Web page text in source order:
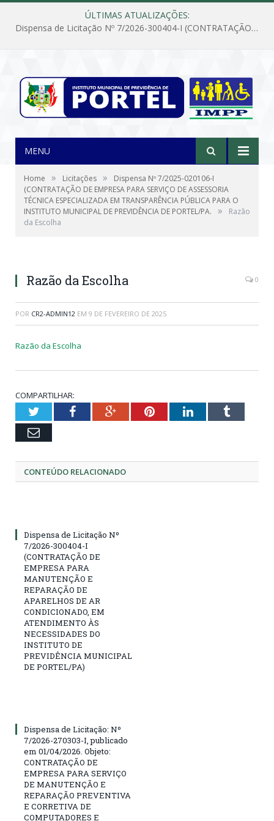
ÚLTIMAS ATUALIZAÇÕES:
Dispensa de Licitação Nº 7/2026-300404-I (CONTRATAÇÃO DE EMPRESA PARA MANUTENÇÃO E REPARAÇÃO DE APARELHOS DE AR CONDICIONADO, EM ATENDIMENTO ÀS NECESSIDADES DO INSTITUTO DE PREVIDÊNCIA MUNICIPAL DE PORTEL/PA)
MENU
Home » Licitações »
Dispensa Nº 7/2025-020106-I
(CONTRATAÇÃO DE EMPRESA PARA SERVIÇO DE ASSESSORIA
TÉCNICA ESPECIALIZADA EM TRANSPARÊNCIA PÚBLICA PARA O
INSTITUTO MUNICIPAL DE PREVIDÊNCIA DE PORTEL/PA.
»
Razão
da Escolha
Razão da Escolha 0
POR CR2-ADMIN12 EM 9 DE FEVEREIRO DE 2025
Razão da Escolha
COMPARTILHAR:
TwitterFacebookGoogle+PinterestLinkedInTumblr
Email
CONTEÚDO RELACIONADO
Dispensa de Licitação Nº
7/2026-300404-I
(CONTRATAÇÃO DE
EMPRESA PARA
MANUTENÇÃO E
REPARAÇÃO DE
APARELHOS DE AR
CONDICIONADO, EM
ATENDIMENTO ÀS
NECESSIDADES DO
INSTITUTO DE
PREVIDÊNCIA MUNICIPAL
DE PORTEL/PA)
Dispensa de Licitação: Nº
7/2026-270303-I, publicado
em 01/04/2026. Objeto:
CONTRATAÇÃO DE
EMPRESA PARA SERVIÇO
DE MANUTENÇÃO E
REPARAÇÃO PREVENTIVA
E CORRETIVA DE
COMPUTADORES E